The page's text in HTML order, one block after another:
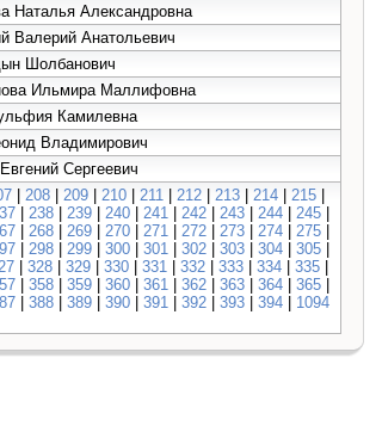
Наталья Александровна
Валерий Анатольевич
Шолбанович
Ильмира Маллифовна
Камилевна
Владимирович
Сергеевич
| 208 | 209 | 210 | 211 | 212 | 213 | 214 | 215 |
| 238 | 239 | 240 | 241 | 242 | 243 | 244 | 245 |
| 268 | 269 | 270 | 271 | 272 | 273 | 274 | 275 |
| 298 | 299 | 300 | 301 | 302 | 303 | 304 | 305 |
| 328 | 329 | 330 | 331 | 332 | 333 | 334 | 335 |
| 358 | 359 | 360 | 361 | 362 | 363 | 364 | 365 |
| 388 | 389 | 390 | 391 | 392 | 393 | 394 | 1094